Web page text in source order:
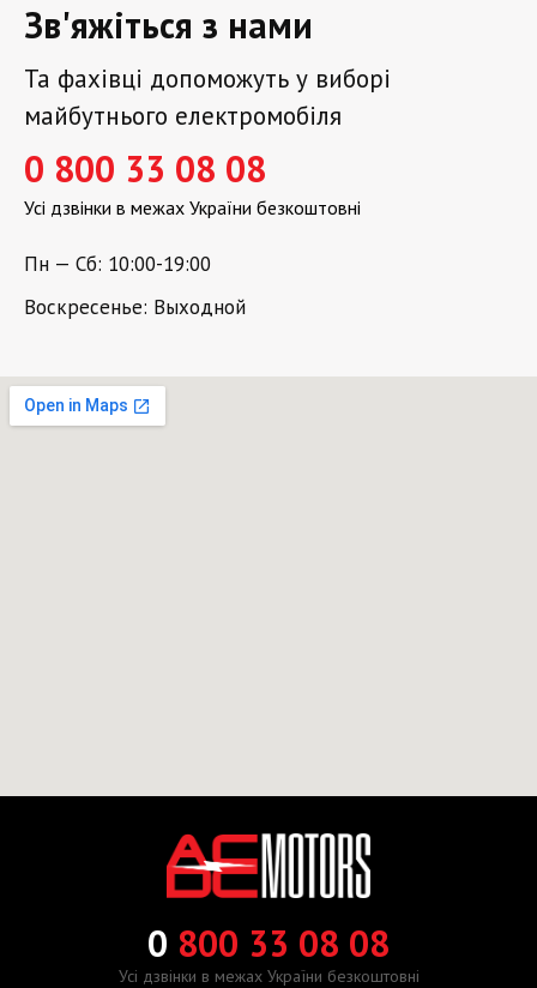
Зв'яжіться з нами
Та фахівці допоможуть у виборі
майбутнього електромобіля
0 800 33 08 08
Усі дзвінки в межах України безкоштовні
Пн — Сб: 10:00-19:00
Воскресенье: Выходной
0 800 33 08 08
Усі дзвінки в межах України безкоштовні